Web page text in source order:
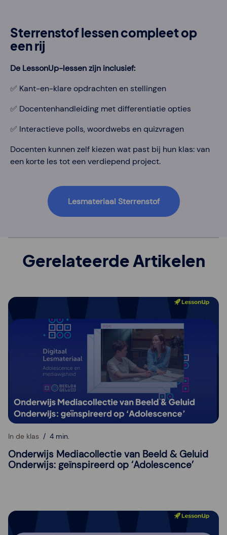
Sterrenstof lessen compleet op
een rij
De LessonUp-lessen zijn inclusief:
✅ Kant-en-klare opdrachten en stellingen
✅ Docentenhandleiding met differentiatie opties
✅ Interactieve polls, woordwebs en quizvragen
Docenten kunnen zelf kiezen wat past bij hun klas: van
een korte les tot een verdiepend project.
Lesmateriaal Sterrenstof
Gerelateerde Artikelen
In de klas 4 min.
Onderwijs Mediacollectie van Beeld & Geluid
Onderwijs: geïnspireerd op ‘Adolescence’